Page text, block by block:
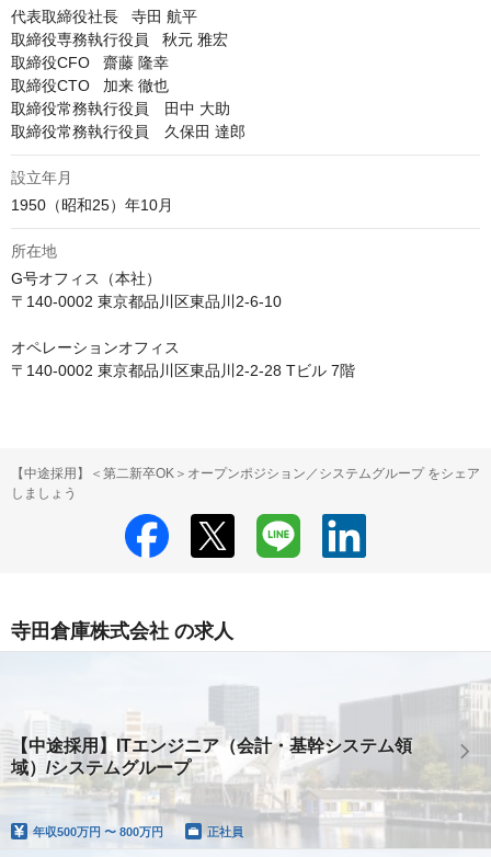
代表取締役社長   寺田 航平
取締役専務執行役員   秋元 雅宏
取締役CFO   齋藤 隆幸
取締役CTO   加来 徹也
取締役常務執行役員　田中 大助
取締役常務執行役員　久保田 達郎
設立年月
1950（昭和25）年10月
所在地
G号オフィス（本社）
〒140-0002 東京都品川区東品川2-6-10
オペレーションオフィス
〒140-0002 東京都品川区東品川2-2-28 Tビル 7階
【中途採用】＜第二新卒OK＞オープンポジション／システムグループ をシェア
しましょう
寺田倉庫株式会社 の求人
【中途採用】ITエンジニア（会計・基幹システム領
域）/システムグループ
年収500万円 〜 800万円 正社員